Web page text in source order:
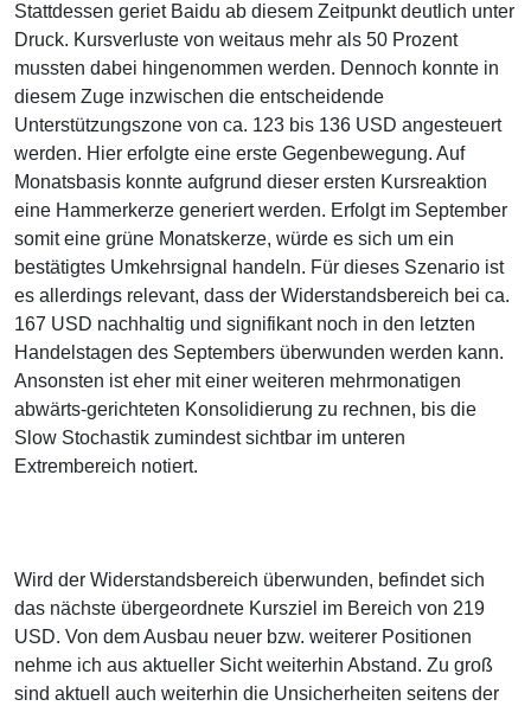
Stattdessen geriet Baidu ab diesem Zeitpunkt deutlich unter
Druck. Kursverluste von weitaus mehr als 50 Prozent
mussten dabei hingenommen werden. Dennoch konnte in
diesem Zuge inzwischen die entscheidende
Unterstützungszone von ca. 123 bis 136 USD angesteuert
werden. Hier erfolgte eine erste Gegenbewegung. Auf
Monatsbasis konnte aufgrund dieser ersten Kursreaktion
eine Hammerkerze generiert werden. Erfolgt im September
somit eine grüne Monatskerze, würde es sich um ein
bestätigtes Umkehrsignal handeln. Für dieses Szenario ist
es allerdings relevant, dass der Widerstandsbereich bei ca.
167 USD nachhaltig und signifikant noch in den letzten
Handelstagen des Septembers überwunden werden kann.
Ansonsten ist eher mit einer weiteren mehrmonatigen
abwärts-gerichteten Konsolidierung zu rechnen, bis die
Slow Stochastik zumindest sichtbar im unteren
Extrembereich notiert.
Wird der Widerstandsbereich überwunden, befindet sich
das nächste übergeordnete Kursziel im Bereich von 219
USD. Von dem Ausbau neuer bzw. weiterer Positionen
nehme ich aus aktueller Sicht weiterhin Abstand. Zu groß
sind aktuell auch weiterhin die Unsicherheiten seitens der